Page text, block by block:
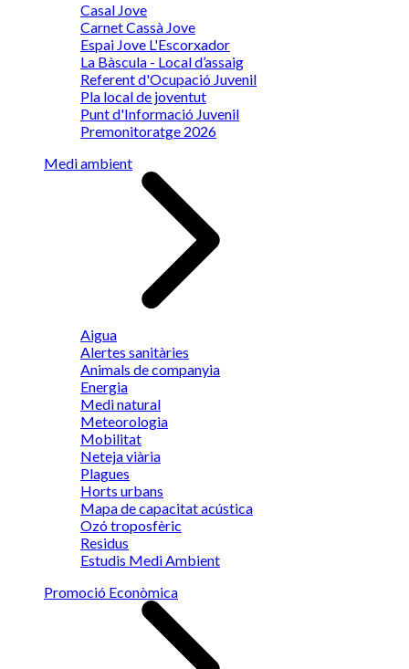
Casal Jove
Carnet Cassà Jove
Espai Jove L'Escorxador
La Bàscula - Local d’assaig
Referent d'Ocupació Juvenil
Pla local de joventut
Punt d'Informació Juvenil
Premonitoratge 2026
Medi ambient
Aigua
Alertes sanitàries
Animals de companyia
Energia
Medi natural
Meteorologia
Mobilitat
Neteja viària
Plagues
Horts urbans
Mapa de capacitat acústica
Ozó troposfèric
Residus
Estudis Medi Ambient
Promoció Econòmica